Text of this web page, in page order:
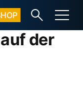
der